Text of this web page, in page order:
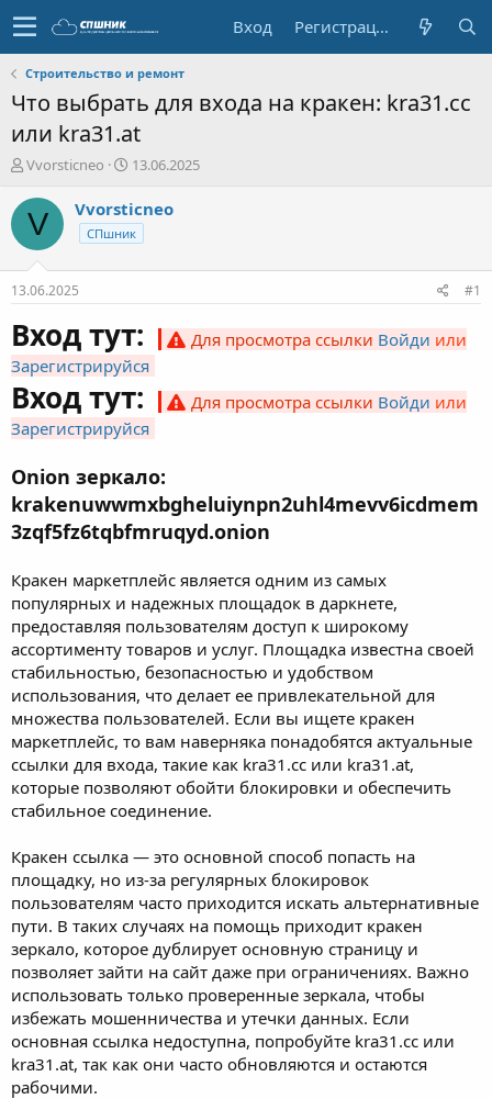
Вход Регистрация
Строительство и ремонт
Что выбрать для входа на кракен: kra31.cc
или kra31.at
А
т
о
р
е
м
ы
Vvorsticneo
Д
т
а
н
а
13.06.2025
V Vvorsticneo
СПшник
13.06.2025 #1
Вход тут: Для просмотра ссылки Войди или
Зарегистрируйся
Вход тут: Для просмотра ссылки Войди или
Зарегистрируйся
Onion зеркало:
krakenuwwmxbgheluiynpn2uhl4mevv6icdmem
3zqf5fz6tqbfmruqyd.onion
Кракен маркетплейс является одним из самых
популярных и надежных площадок в даркнете,
предоставляя пользователям доступ к широкому
ассортименту товаров и услуг. Площадка известна своей
стабильностью, безопасностью и удобством
использования, что делает ее привлекательной для
множества пользователей. Если вы ищете кракен
маркетплейс, то вам наверняка понадобятся актуальные
ссылки для входа, такие как kra31.cc или kra31.at,
которые позволяют обойти блокировки и обеспечить
стабильное соединение.
Кракен ссылка — это основной способ попасть на
площадку, но из-за регулярных блокировок
пользователям часто приходится искать альтернативные
пути. В таких случаях на помощь приходит кракен
зеркало, которое дублирует основную страницу и
позволяет зайти на сайт даже при ограничениях. Важно
использовать только проверенные зеркала, чтобы
избежать мошенничества и утечки данных. Если
основная ссылка недоступна, попробуйте kra31.cc или
kra31.at, так как они часто обновляются и остаются
рабочими.